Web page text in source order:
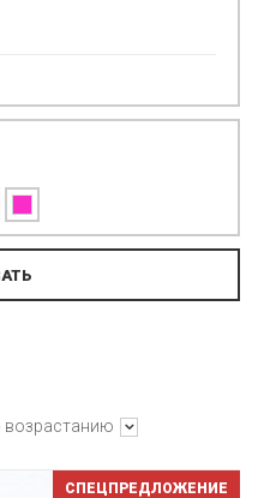
возрастанию
СПЕЦПРЕДЛОЖЕНИЕ